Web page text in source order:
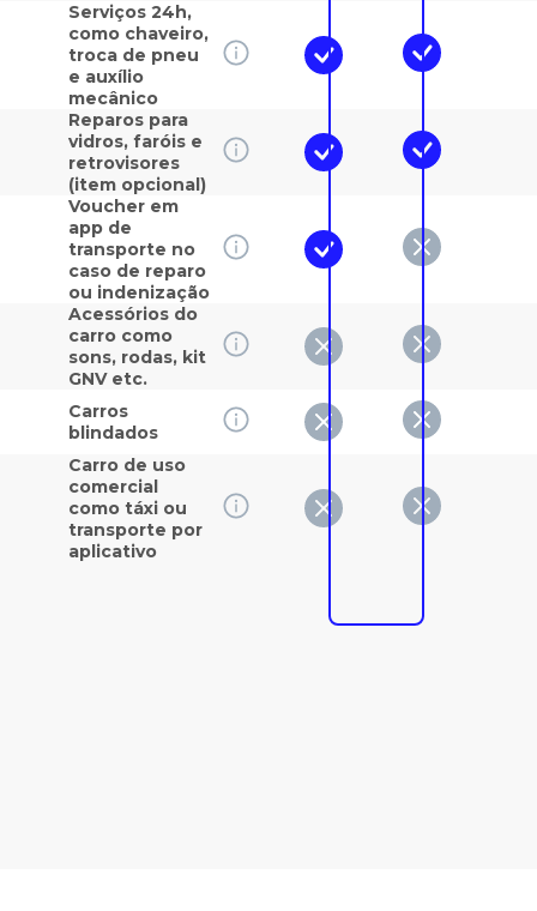
Serviços 24h,
como chaveiro,
troca de pneu
e auxílio
mecânico
Reparos para
vidros, faróis e
retrovisores
(item opcional)
Voucher em
app de
transporte no
caso de reparo
ou indenização
Acessórios do
carro como
sons, rodas, kit
GNV etc.
Carros
blindados
Carro de uso
comercial
como táxi ou
transporte por
aplicativo